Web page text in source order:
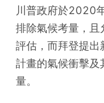
川普政府於2020
排除氣候考量，且
評估，而拜登提出
計畫的氣候衝擊及
量。